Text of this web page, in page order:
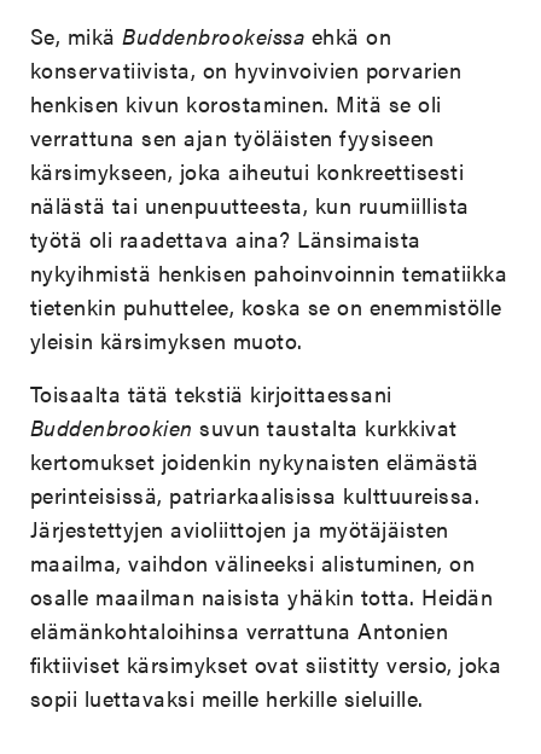
Se, mikäBuddenbrookeissa ehkä on
konservatiivista, on hyvinvoivien porvarien
henkisen kivun korostaminen. Mitä se oli
verrattuna sen ajan työläisten fyysiseen
kärsimykseen, joka aiheutui konkreettisesti
nälästä tai unenpuutteesta, kun ruumiillista
työtä oli raadettava aina? Länsimaista
nykyihmistä henkisen pahoinvoinnin tematiikka
tietenkin puhuttelee, koska se on enemmistölle
yleisin kärsimyksen muoto.
Toisaalta tätä tekstiä kirjoittaessani
Buddenbrookien suvun taustalta kurkkivat
kertomukset joidenkin nykynaisten elämästä
perinteisissä, patriarkaalisissa kulttuureissa.
Järjestettyjen avioliittojen ja myötäjäisten
maailma, vaihdon välineeksi alistuminen, on
osalle maailman naisista yhäkin totta. Heidän
elämänkohtaloihinsa verrattuna Antonien
fiktiiviset kärsimykset ovat siistitty versio, joka
sopii luettavaksi meille herkille sieluille.